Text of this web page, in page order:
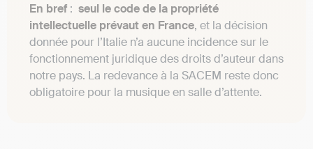
En bref : seul le code de la propriété
intellectuelle prévaut en France, et la décision
donnée pour l’Italie n’a aucune incidence sur le
fonctionnement juridique des droits d’auteur dans
notre pays. La redevance à la SACEM reste donc
obligatoire pour la musique en salle d’attente.